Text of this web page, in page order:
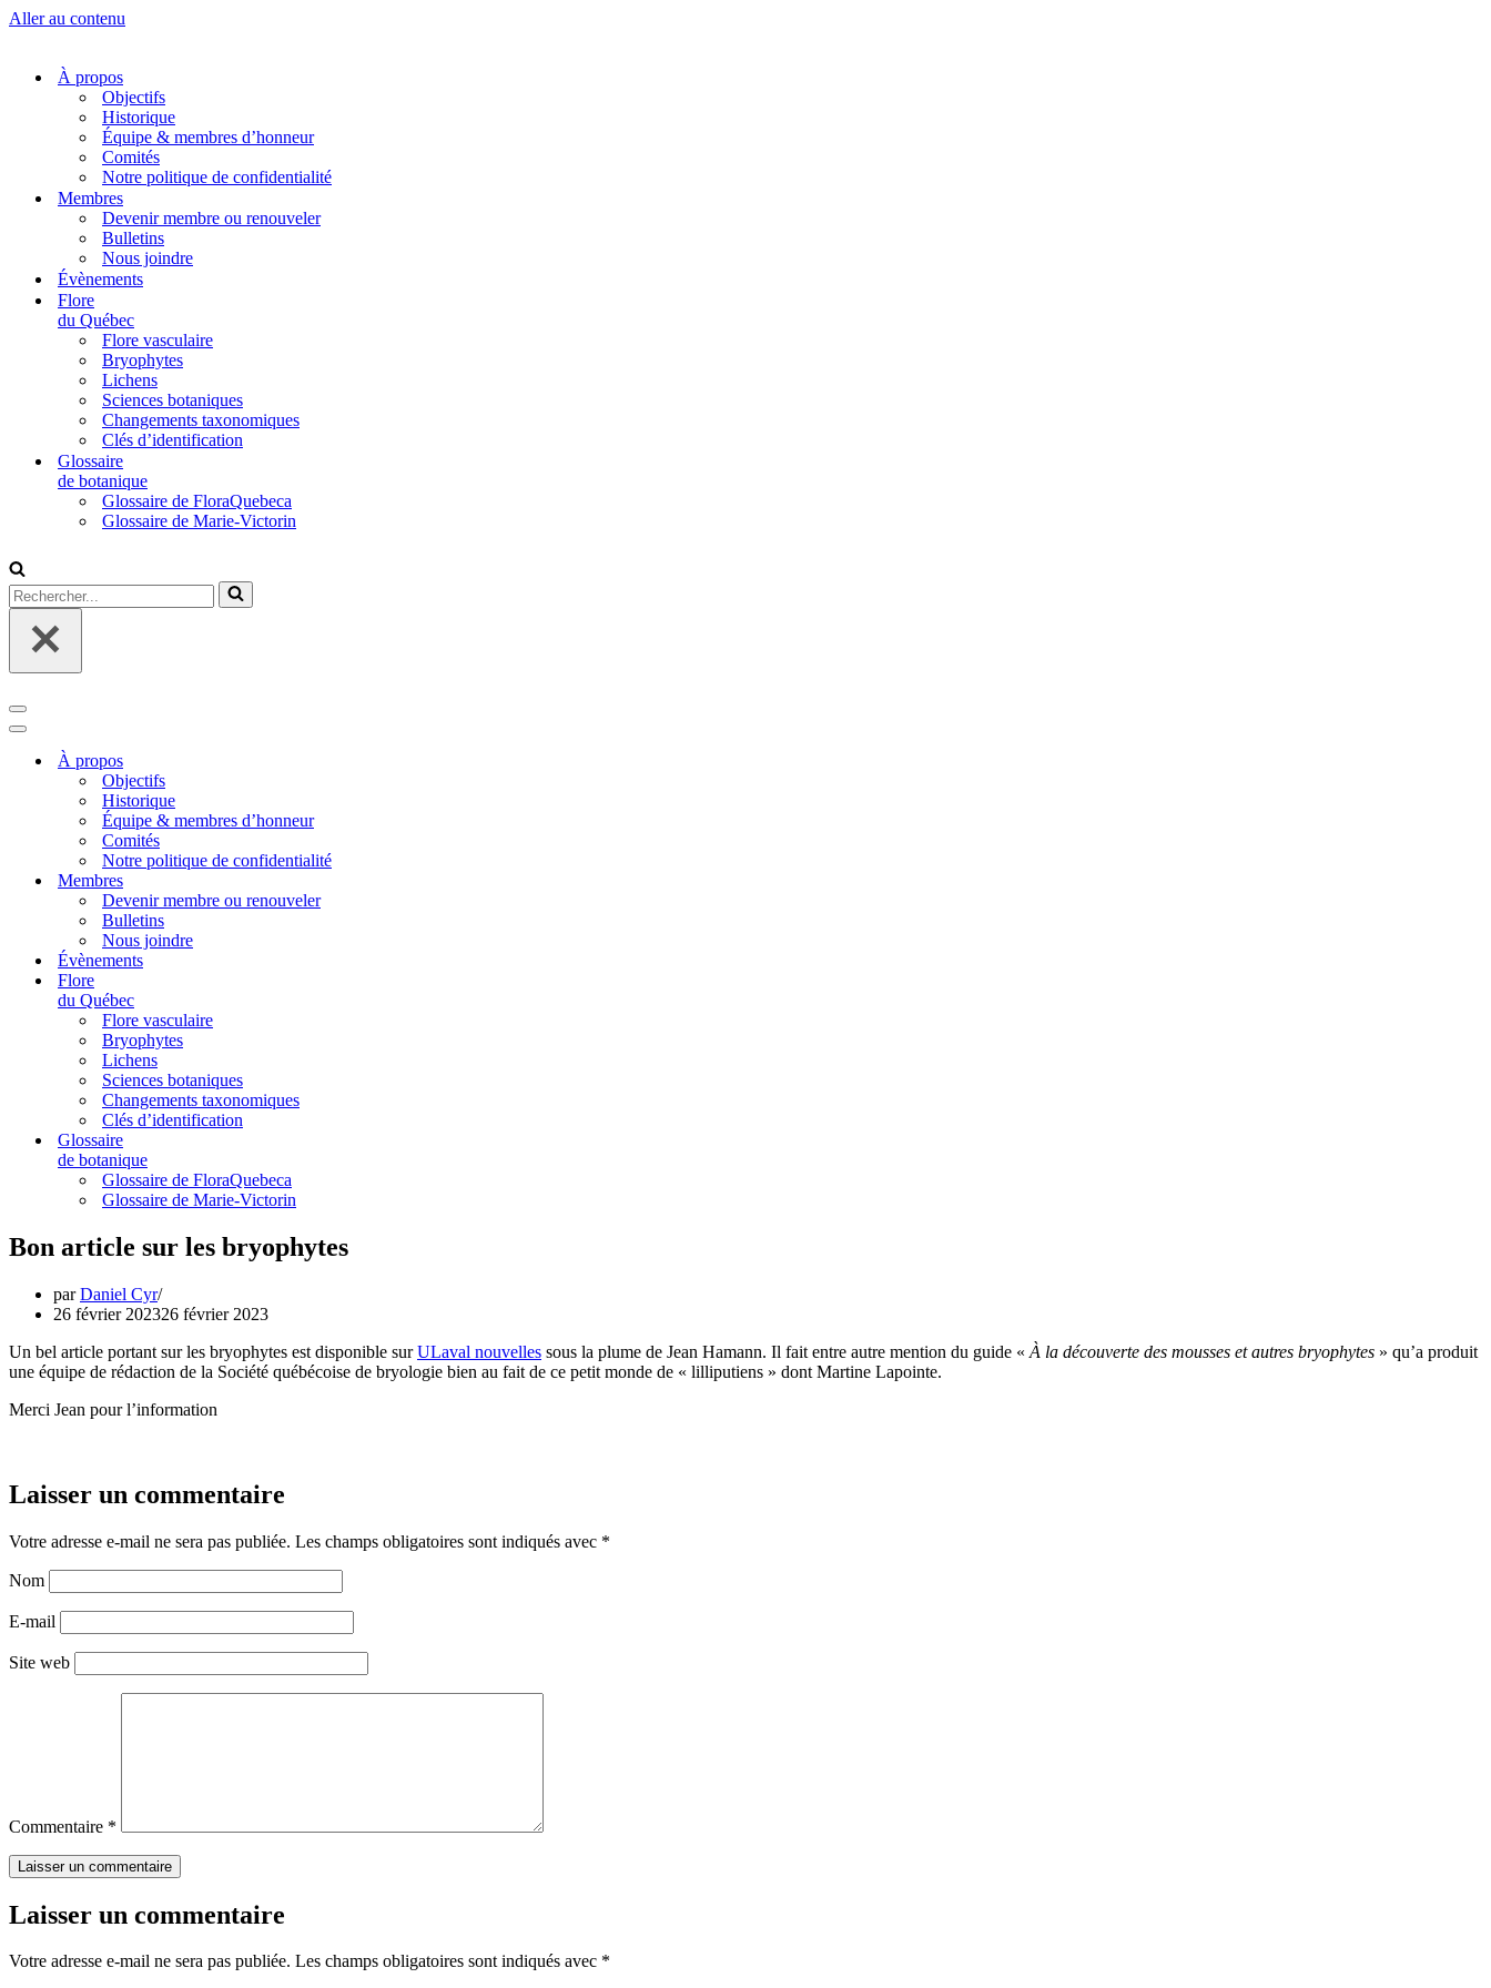
Aller au contenu
À propos
Objectifs
Historique
Équipe & membres d’honneur
Comités
Notre politique de confidentialité
Membres
Devenir membre ou renouveler
Bulletins
Nous joindre
Évènements
Flore
du Québec
Flore vasculaire
Bryophytes
Lichens
Sciences botaniques
Changements taxonomiques
Clés d’identification
Glossaire
de botanique
Glossaire de FloraQuebeca
Glossaire de Marie-Victorin
Rechercher...
Menu
de
navigation
Menu
navigationÀ propos
Objectifs
Historique
Équipe & membres d’honneur
Comités
Notre politique de confidentialité
Membres
Devenir membre ou renouveler
Bulletins
Nous joindre
Évènements
Flore
du Québec
Flore vasculaire
Bryophytes
Lichens
Sciences botaniques
Changements taxonomiques
Clés d’identification
Glossaire
de botanique
Glossaire de FloraQuebeca
Glossaire de Marie-Victorin
Bon article sur les bryophytes
parDaniel Cyr
26 février 202326 février 2023
Un bel article portant sur les bryophytes est disponible surULaval nouvelles sous la plume de Jean Hamann. Il fait entre autre mention du guide « À la découverte des mousses et autres bryophytes » qu’a produit
une équipe de rédaction de la Société québécoise de bryologie bien au fait de ce petit monde de « lilliputiens » dont Martine Lapointe.
Merci Jean pour l’information
Laisser un commentaire
Votre adresse e-mail ne sera pas publiée. Les champs obligatoires sont indiqués avec *
Nom
E-mail
Site web
Commentaire *
Laisser un commentaire
Votre adresse e-mail ne sera pas publiée. Les champs obligatoires sont indiqués avec *